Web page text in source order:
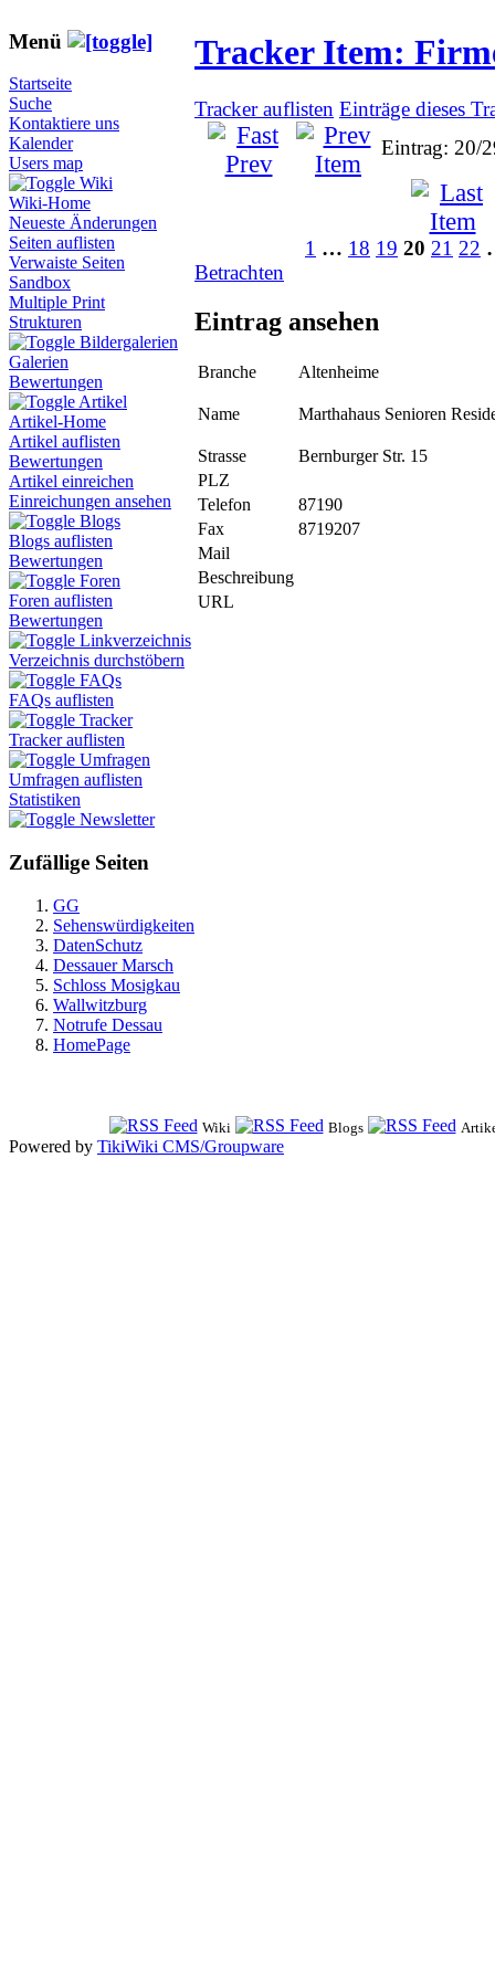
Menü
Startseite
Suche
Kontaktiere uns
Kalender
Users map
Wiki
Wiki-Home
Neueste Änderungen
Seiten auflisten
Verwaiste Seiten
Sandbox
Multiple Print
Strukturen
Bildergalerien
Galerien
Bewertungen
Artikel
Artikel-Home
Artikel auflisten
Bewertungen
Artikel einreichen
Einreichungen ansehen
Blogs
Blogs auflisten
Bewertungen
Foren
Foren auflisten
Bewertungen
Linkverzeichnis
Verzeichnis durchstöbern
FAQs
FAQs auflisten
Tracker
Tracker auflisten
Umfragen
Umfragen auflisten
Statistiken
Newsletter
Zufällige Seiten
GG
Sehenswürdigkeiten
DatenSchutz
Dessauer Marsch
Schloss Mosigkau
Wallwitzburg
Notrufe Dessau
HomePage
Tracker Item:
Tracker auflisten Einträge dieses
Eintrag: 20/
1 … 18 19 20 21 22
Betrachten
Eintrag ansehen
Branche Altenheime
Name Marthahaus Senioren
Strasse
Bernburger Str. 15
PLZ
Telefon
87190
Fax
8719207
Mail
Beschreibung
URL
Wiki Blogs
Powered by TikiWiki CMS/Groupware